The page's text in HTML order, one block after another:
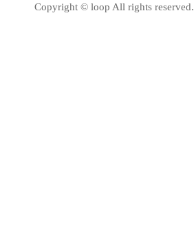
Copyright © loop All rights reserved.